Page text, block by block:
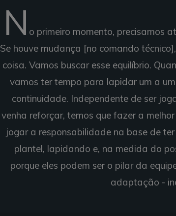
N o primeiro momento, precisamos
Se houve mudança [no comando
coisa. Vamos buscar esse equilíbrio.
vamos ter tempo para lapidar um a
continuidade. Independente de ser
venha reforçar, temos que fazer a
jogar a responsabilidade na base de
plantel, lapidando e, na medida do
porque eles podem ser o pilar da
adaptação -